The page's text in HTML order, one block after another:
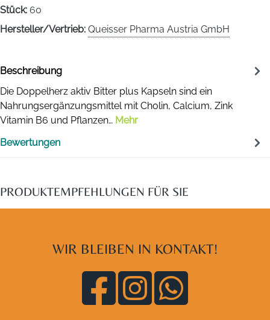
Stück: 60
Hersteller/Vertrieb: Queisser Pharma Austria GmbH
Beschreibung
Die Doppelherz aktiv Bitter plus Kapseln sind ein
Nahrungsergänzungsmittel mit Cholin, Calcium, Zink
Vitamin B6 und Pflanzen… Mehr
Bewertungen
PRODUKTEMPFEHLUNGEN FÜR SIE
WIR BLEIBEN IN KONTAKT!